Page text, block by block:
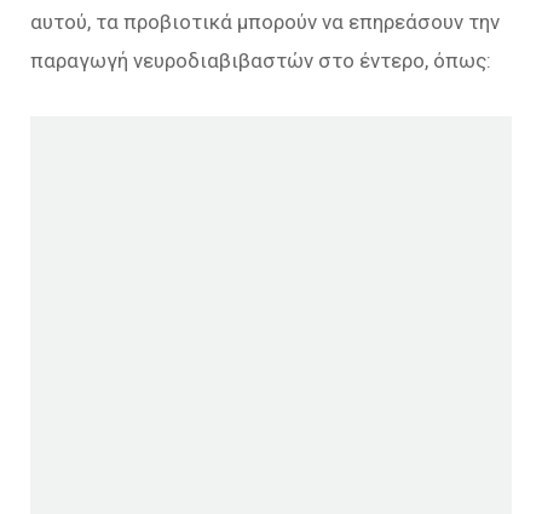
αυτού, τα προβιοτικά μπορούν να επηρεάσουν την
παραγωγή νευροδιαβιβαστών στο έντερο, όπως: